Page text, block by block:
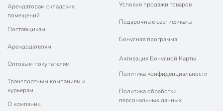
Арендаторам складских
помещений
Поставщикам
Арендодателям
Оптовым покупателям
Транспортным компаниям и
курьерам
О компании
Условия продажи товаров
Подарочные сертификаты
Бонусная программа
Активация Бонусной Карты
Политика конфиденциальности
Политика обработки
персональных данных